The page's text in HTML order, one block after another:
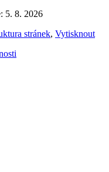
5. 8. 2026
stránek, Vytisknout